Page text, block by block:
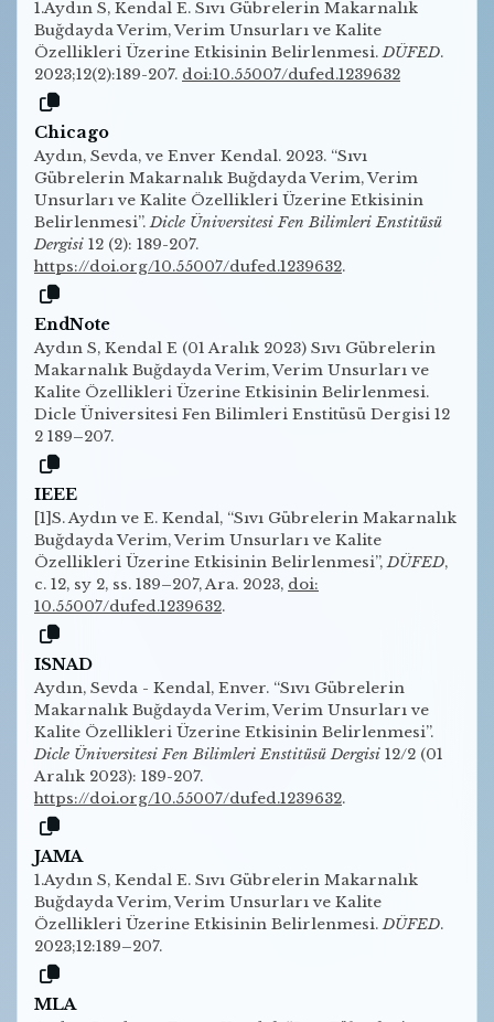
1.Aydın S, Kendal E. Sıvı Gübrelerin Makarnalık
Buğdayda Verim, Verim Unsurları ve Kalite
Özellikleri Üzerine Etkisinin Belirlenmesi.DÜFED.
2023;12(2):189-207. doi:10.55007/dufed.1239632
Chicago
Aydın, Sevda, ve Enver Kendal. 2023. “Sıvı
Gübrelerin Makarnalık Buğdayda Verim, Verim
Unsurları ve Kalite Özellikleri Üzerine Etkisinin
Belirlenmesi”.Dicle Üniversitesi Fen Bilimleri Enstitüsü
Dergisi 12 (2): 189-207.
https://doi.org/10.55007/dufed.1239632.
EndNote
Aydın S, Kendal E (01 Aralık 2023) Sıvı Gübrelerin
Makarnalık Buğdayda Verim, Verim Unsurları ve
Kalite Özellikleri Üzerine Etkisinin Belirlenmesi.
Dicle Üniversitesi Fen Bilimleri Enstitüsü Dergisi 12
2 189–207.
IEEE
[1]S. Aydın ve E. Kendal, “Sıvı Gübrelerin Makarnalık
Buğdayda Verim, Verim Unsurları ve Kalite
Özellikleri Üzerine Etkisinin Belirlenmesi”,DÜFED,
c. 12, sy 2, ss. 189–207, Ara. 2023, doi:
10.55007/dufed.1239632.
ISNAD
Aydın, Sevda - Kendal, Enver. “Sıvı Gübrelerin
Makarnalık Buğdayda Verim, Verim Unsurları ve
Kalite Özellikleri Üzerine Etkisinin Belirlenmesi”.
Dicle Üniversitesi Fen Bilimleri Enstitüsü Dergisi 12/2 (01
Aralık 2023): 189-207.
https://doi.org/10.55007/dufed.1239632.
JAMA
1.Aydın S, Kendal E. Sıvı Gübrelerin Makarnalık
Buğdayda Verim, Verim Unsurları ve Kalite
Özellikleri Üzerine Etkisinin Belirlenmesi.DÜFED.
2023;12:189–207.
MLA